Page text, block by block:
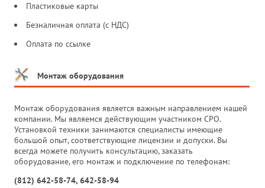
Пластиковые карты
Безналичная оплата (с НДС)
Оплата по ссылке
Монтаж оборудования
Монтаж оборудования является важным направлением нашей
компании. Мы являемся действующим участником СРО.
Установкой техники занимаются специалисты имеющие
большой опыт, соответствующие лицензии и допуски. Вы
всегда можете получить консультацию, заказать
оборудование, его монтаж и подключение по телефонам:
(812) 642-58-74, 642-58-94